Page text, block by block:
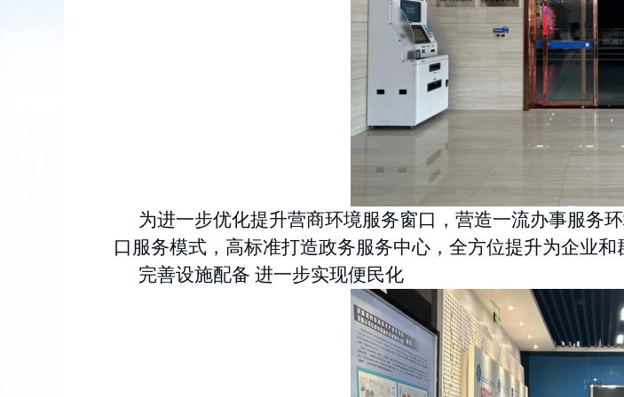
为进一步优化提升营商环境服务窗口，营造一流办事服务
口服务模式，高标准打造政务服务中心，全方位提升为企业和
完善设施配备 进一步实现便民化